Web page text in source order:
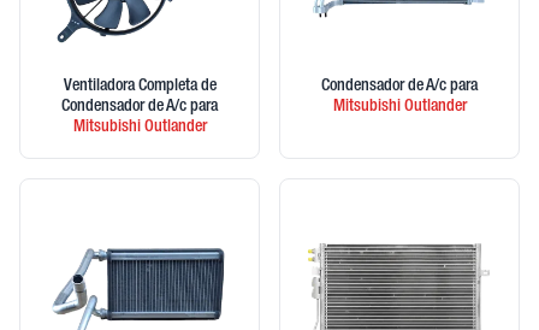
Ventiladora Completa de
Condensador de A/c para
MitsubishiOutlander
Condensador de A/c para
MitsubishiOutlander